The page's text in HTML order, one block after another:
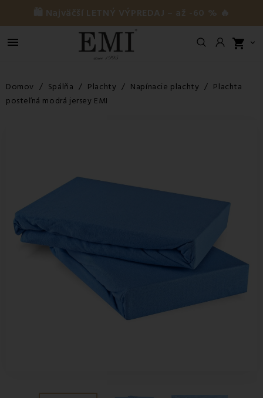
🛍️ Najväčší LETNÝ VÝPREDAJ – až -60 % 🔥
 shopping_cart 
Domov Spálňa Plachty Napínacie plachty
Plachta
posteľná modrá jersey EMI